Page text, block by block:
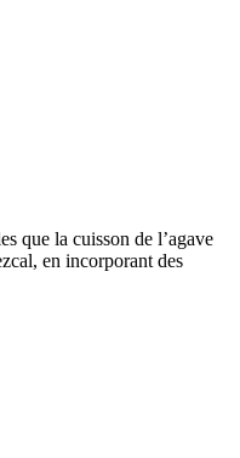
que la cuisson de l’agave
en incorporant des